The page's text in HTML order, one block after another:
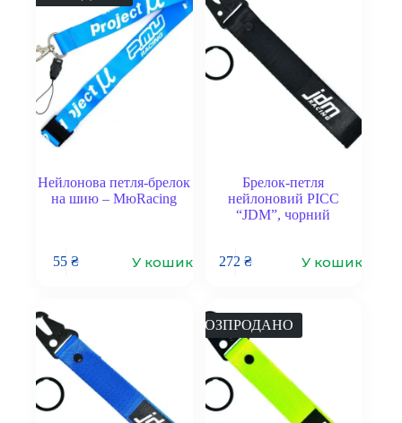
Нейлонова петля-брелок
на шию – МюRacing
55₴ У кошик
Брелок-петля
нейлоновий PICC
“JDM”, чорний
272 ₴ У кошик
РОЗПРОДАНО